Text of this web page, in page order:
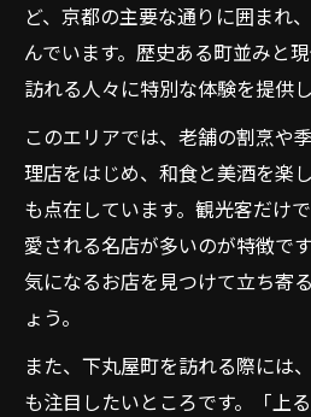
ど、京都の主要な通りに囲まれ
んでいます。歴史ある町並みと
訪れる人々に特別な体験を提供し
このエリアでは、老舗の割烹や
理店をはじめ、和食と美酒を楽
も点在しています。観光客だけ
愛される名店が多いのが特徴で
気になるお店を見つけて立ち寄
ょう。
また、下丸屋町を訪れる際には
も注目したいところです。「上